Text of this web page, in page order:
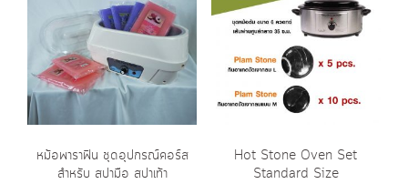
หม้อพาราฟิน ชุดอุปกรณ์คอร์ส
สำหรับ สปามือ สปาเท้า
Hot Stone Oven Set
Standard Size